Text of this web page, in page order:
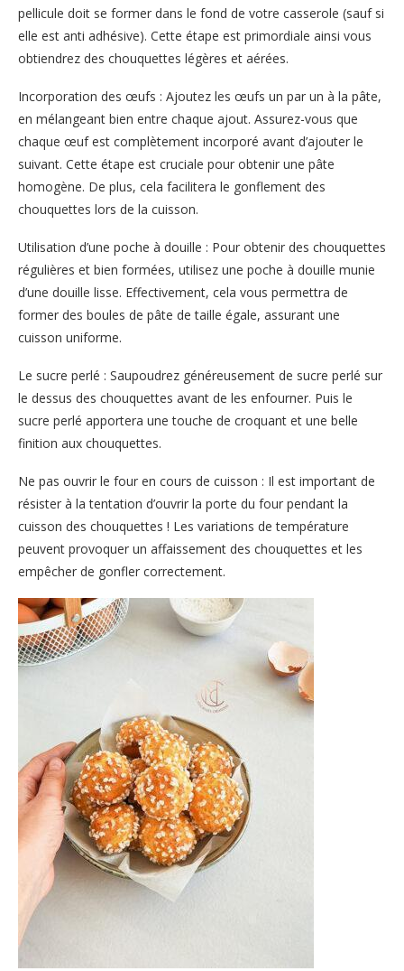
pellicule doit se former dans le fond de votre casserole (sauf si
elle est anti adhésive). Cette étape est primordiale ainsi vous
obtiendrez des chouquettes légères et aérées.
Incorporation des œufs : Ajoutez les œufs un par un à la pâte,
en mélangeant bien entre chaque ajout. Assurez-vous que
chaque œuf est complètement incorporé avant d’ajouter le
suivant. Cette étape est cruciale pour obtenir une pâte
homogène. De plus, cela facilitera le gonflement des
chouquettes lors de la cuisson.
Utilisation d’une poche à douille : Pour obtenir des chouquettes
régulières et bien formées, utilisez une poche à douille munie
d’une douille lisse. Effectivement, cela vous permettra de
former des boules de pâte de taille égale, assurant une
cuisson uniforme.
Le sucre perlé : Saupoudrez généreusement de sucre perlé sur
le dessus des chouquettes avant de les enfourner. Puis le
sucre perlé apportera une touche de croquant et une belle
finition aux chouquettes.
Ne pas ouvrir le four en cours de cuisson : Il est important de
résister à la tentation d’ouvrir la porte du four pendant la
cuisson des chouquettes ! Les variations de température
peuvent provoquer un affaissement des chouquettes et les
empêcher de gonfler correctement.